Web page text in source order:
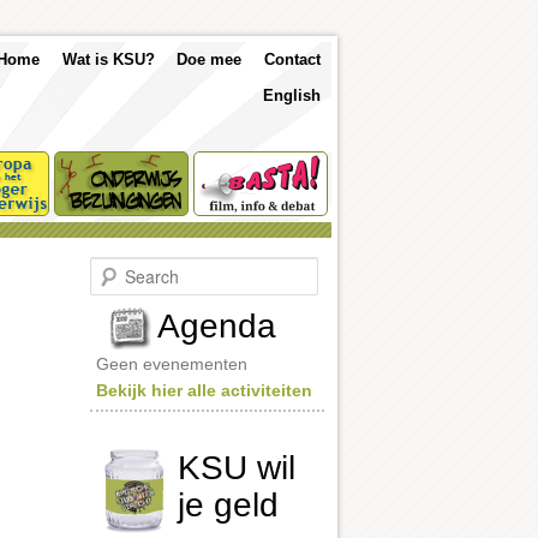
Skip
content
Skip
content
Contact
Doe mee
Wat is KSU?
Home
English
e
c
h
Agenda
Geen evenementen
Bekijk hier alle activiteiten
KSU wil
je geld